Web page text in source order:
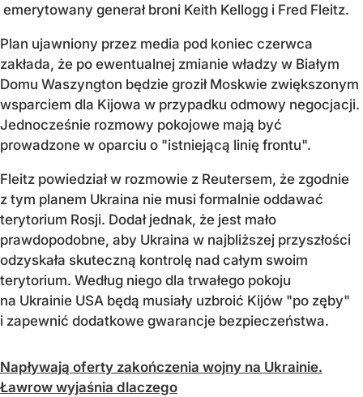
emerytowany generał broni Keith Kellogg i Fred Fleitz.
Plan ujawniony przez media pod koniec czerwca
zakłada, że po ewentualnej zmianie władzy w Białym
Domu Waszyngton będzie groził Moskwie zwiększonym
wsparciem dla Kijowa w przypadku odmowy negocjacji.
Jednocześnie rozmowy pokojowe mają być
prowadzone w oparciu o "istniejącą linię frontu".
Fleitz powiedział w rozmowie z Reutersem, że zgodnie
z tym planem Ukraina nie musi formalnie oddawać
terytorium Rosji. Dodał jednak, że jest mało
prawdopodobne, aby Ukraina w najbliższej przyszłości
odzyskała skuteczną kontrolę nad całym swoim
terytorium. Według niego dla trwałego pokoju
na Ukrainie USA będą musiały uzbroić Kijów "po zęby"
i zapewnić dodatkowe gwarancje bezpieczeństwa.
Napływają oferty zakończenia wojny na Ukrainie.
Ławrow wyjaśnia dlaczego